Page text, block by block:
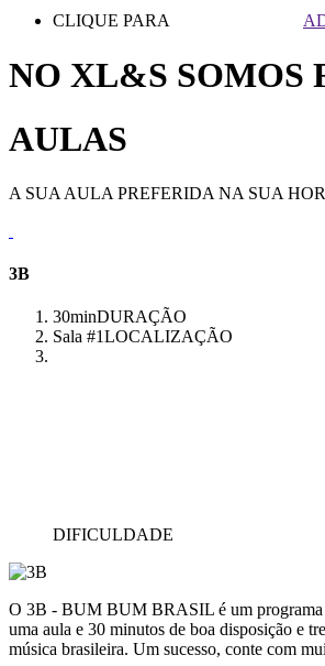
CLIQUE PARA
NO XL&S SOMOS
AULAS
A SUA AULA PREFERIDA NA SUA
3B
30minDURAÇÃO
Sala #1LOCALIZAÇÃO
DIFICULDADE
O 3B - BUM BUM BRASIL é um programa
uma aula e 30 minutos de boa disposição e
música brasileira. Um sucesso, conte com